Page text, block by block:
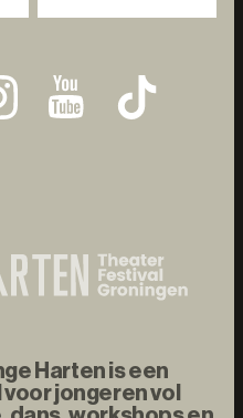
Harten is een
jongeren vol